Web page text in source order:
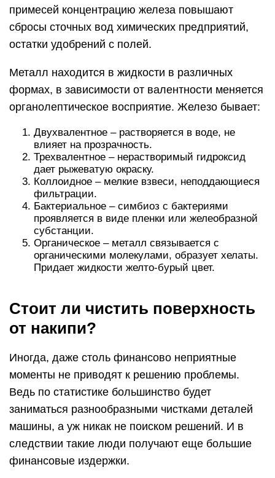
примесей концентрацию железа повышают
сбросы сточных вод химических предприятий,
остатки удобрений с полей.
Металл находится в жидкости в различных
формах, в зависимости от валентности меняется
органолептическое восприятие. Железо бывает:
Двухвалентное – растворяется в воде, не
влияет на прозрачность.
Трехвалентное – нерастворимый гидроксид
дает рыжеватую окраску.
Коллоидное – мелкие взвеси, неподдающиеся
фильтрации.
Бактериальное – симбиоз с бактериями
проявляется в виде пленки или желеобразной
субстанции.
Органическое – металл связывается с
органическими молекулами, образует хелаты.
Придает жидкости желто-бурый цвет.
Стоит ли чистить поверхность
от накипи?
Иногда, даже столь финансово неприятные
моменты не приводят к решению проблемы.
Ведь по статистике большинство будет
заниматься разнообразными чистками деталей
машины, а уж никак не поиском решений. И в
следствии такие люди получают еще большие
финансовые издержки.